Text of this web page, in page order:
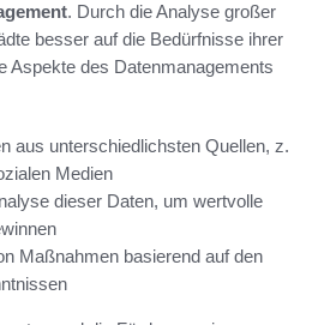
. Durch die Analyse großer
besser auf die Bedürfnisse ihrer
Aspekte des Datenmanagements
aus unterschiedlichsten Quellen, z.
Medien
dieser Daten, um wertvolle
Maßnahmen basierend auf den